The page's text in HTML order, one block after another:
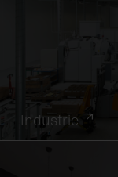
Industrie